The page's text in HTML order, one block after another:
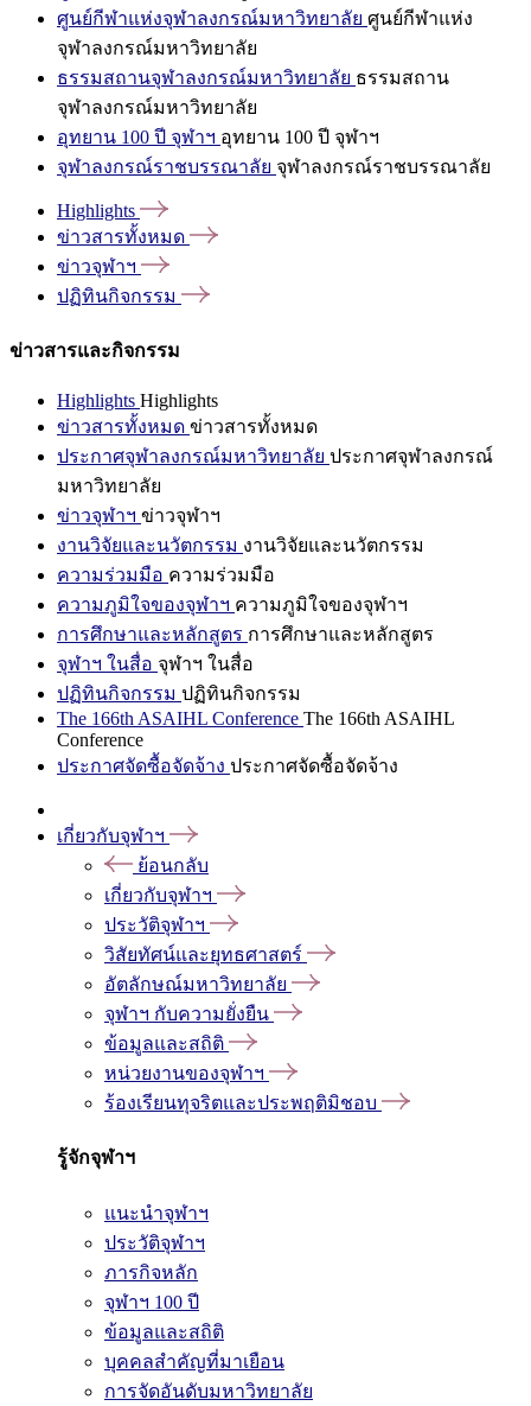
ศูนย์กีฬาแห่งจุฬาลงกรณ์มหาวิทยาลัย ศูนย์กีฬาแห่ง
จุฬาลงกรณ์มหาวิทยาลัย
ธรรมสถานจุฬาลงกรณ์มหาวิทยาลัย ธรรมสถาน
จุฬาลงกรณ์มหาวิทยาลัย
อุทยาน 100 ปี จุฬาฯ อุทยาน 100 ปี จุฬาฯ
จุฬาลงกรณ์ราชบรรณาลัย จุฬาลงกรณ์ราชบรรณาลัย
Highlights
ข่าวสารทั้งหมด
ข่าวจุฬาฯ
ปฏิทินกิจกรรม
ข่าวสารและกิจกรรม
Highlights Highlights
ข่าวสารทั้งหมด ข่าวสารทั้งหมด
ประกาศจุฬาลงกรณ์มหาวิทยาลัย ประกาศจุฬาลงกรณ์
มหาวิทยาลัย
ข่าวจุฬาฯ ข่าวจุฬาฯ
งานวิจัยและนวัตกรรม งานวิจัยและนวัตกรรม
ความร่วมมือ ความร่วมมือ
ความภูมิใจของจุฬาฯ ความภูมิใจของจุฬาฯ
การศึกษาและหลักสูตร การศึกษาและหลักสูตร
จุฬาฯ ในสื่อ จุฬาฯ ในสื่อ
ปฏิทินกิจกรรม ปฏิทินกิจกรรม
The 166th ASAIHL Conference The 166th ASAIHL
Conference
ประกาศจัดซื้อจัดจ้าง ประกาศจัดซื้อจัดจ้าง
เกี่ยวกับจุฬาฯ
ย้อนกลับ
เกี่ยวกับจุฬาฯ
ประวัติจุฬาฯ
วิสัยทัศน์และยุทธศาสตร์
อัตลักษณ์มหาวิทยาลัย
จุฬาฯ กับความยั่งยืน
ข้อมูลและสถิติ
หน่วยงานของจุฬาฯ
ร้องเรียนทุจริตและประพฤติมิชอบ
รู้จักจุฬาฯ
แนะนำจุฬาฯ
ประวัติจุฬาฯ
ภารกิจหลัก
จุฬาฯ 100 ปี
ข้อมูลและสถิติ
บุคคลสำคัญที่มาเยือน
การจัดอันดับมหาวิทยาลัย